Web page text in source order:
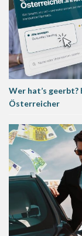
Wer hat’s
Österreicher